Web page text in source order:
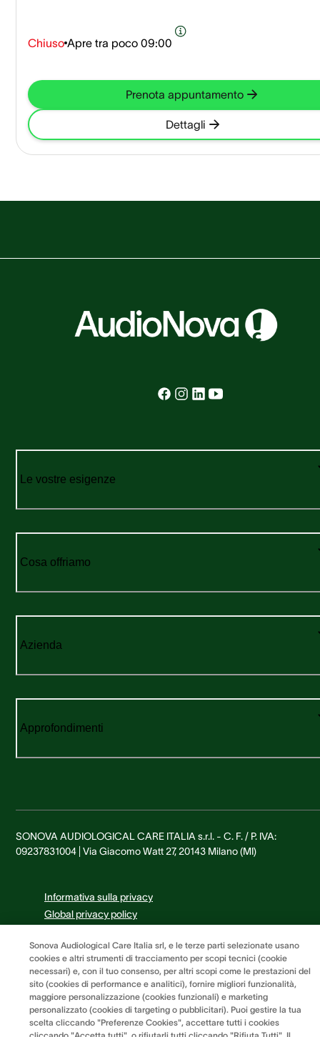
Chiuso Apre tra poco 09:00
Prenota appuntamento
Dettagli
Le vostre esigenze
Cosa offriamo
Azienda
Approfondimenti
SONOVA AUDIOLOGICAL CARE ITALIA s.r.l. - C. F. / P. IVA:
09237831004 | Via Giacomo Watt 27, 20143 Milano (MI)
Informativa sulla privacy
Global privacy policy
Termini e condizioni
Preferenze dei cookie
Sonova Audiological Care Italia srl, e le terze parti selezionate usano
cookies e altri strumenti di tracciamento per scopi tecnici (cookie
necessari) e, con il tuo consenso, per altri scopi come le prestazioni del
sito (cookies di performance e analitici), fornire migliori funzionalità,
maggiore personalizzazione (cookies funzionali) e marketing
personalizzato (cookies di targeting o pubblicitari). Puoi gestire la tua
scelta cliccando "Preferenze Cookies", accettare tutti i cookies